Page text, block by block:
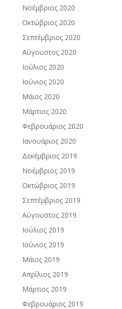
Νοέμβριος 2020
Οκτώβριος 2020
Σεπτέμβριος 2020
Αύγουστος 2020
Ιούλιος 2020
Ιούνιος 2020
Μάιος 2020
Μάρτιος 2020
Φεβρουάριος 2020
Ιανουάριος 2020
Δεκέμβριος 2019
Νοέμβριος 2019
Οκτώβριος 2019
Σεπτέμβριος 2019
Αύγουστος 2019
Ιούλιος 2019
Ιούνιος 2019
Μάιος 2019
Απρίλιος 2019
Μάρτιος 2019
Φεβρουάριος 2019